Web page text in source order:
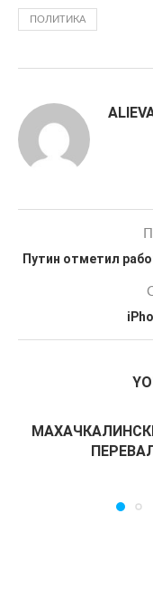
ПОЛИТИКА
Путин отметил